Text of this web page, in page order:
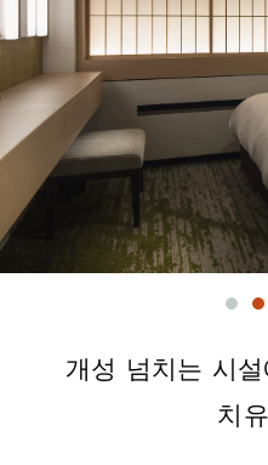
개성 넘치는 시
치